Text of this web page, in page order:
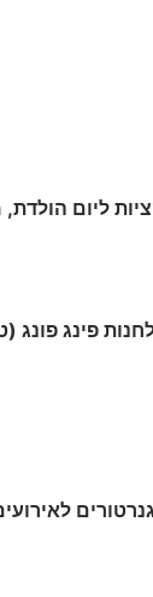
ליום הולדת,
פינג פונג